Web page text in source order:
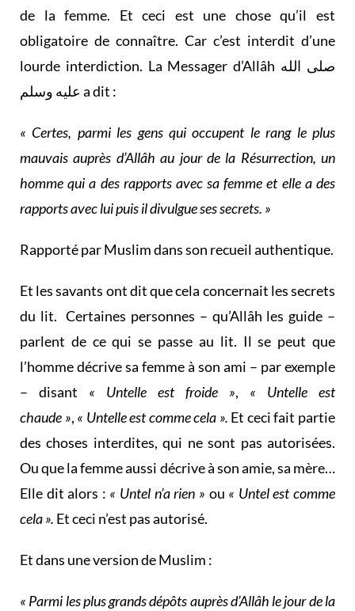
de la femme. Et ceci est une chose qu’il est
obligatoire de connaître. Car c’est interdit d’une
lourde interdiction. La Messager d’Allâh صلى الله
عليه وسلم a dit :
« Certes, parmi les gens qui occupent le rang le plus
mauvais auprès d’Allâh au jour de la Résurrection, un
homme qui a des rapports avec sa femme et elle a des
rapports avec lui puis il divulgue ses secrets. »
Rapporté par Muslim dans son recueil authentique.
Et les savants ont dit que cela concernait les secrets
du lit. Certaines personnes – qu’Allâh les guide –
parlent de ce qui se passe au lit. Il se peut que
l’homme décrive sa femme à son ami – par exemple
– disant « Untelle est froide », « Untelle est
chaude », « Untelle est comme cela ». Et ceci fait partie
des choses interdites, qui ne sont pas autorisées.
Ou que la femme aussi décrive à son amie, sa mère…
Elle dit alors : « Untel n’a rien » ou « Untel est comme
cela ». Et ceci n’est pas autorisé.
Et dans une version de Muslim :
« Parmi les plus grands dépôts auprès d’Allâh le jour de la